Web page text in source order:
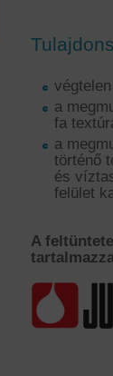
a
fa
a
történő
és
felület
A